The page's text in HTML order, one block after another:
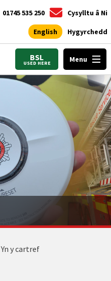
01745 535 250 Cysylltu â Ni
English Hygyrchedd
BSL
USED HERE Menu
Yn y cartref